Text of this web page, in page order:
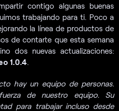
contigo algunas buenas
trabajando para ti. Poco a
la línea de productos de
de contarte que esta semana
dos nuevas actualizaciones:
1.0.4.
hay un equipo de personas.
de nuestro equipo. Su
para trabajar incluso desde